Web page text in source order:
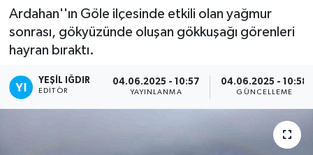
Ardahan''ın Göle ilçesinde etkili olan yağmur
sonrası, gökyüzünde oluşan gökkuşağı görenleri
hayran bıraktı.
YEŞIL IĞDIR
EDITÖR
04.06.2025 - 10:57
YAYINLANMA
04.06.2025 - 10:58
GÜNCELLEME
Haber Arşivi